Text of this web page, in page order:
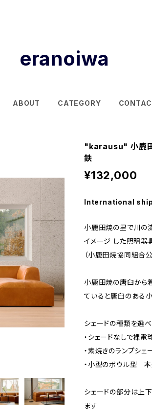
eranoiwa
ABOUT CATEGORY
"karausu" 小鹿
鉄
¥132,000
International
小鹿田焼の里で川の
イメージ した照明器
（小鹿田焼協同組合
小鹿田焼の唐臼から
ていると唐臼のある
シェードの種類を選
・シェードなしで裸電
・素焼きのランプシ
・小型のボウル型
シェードの部分は上
ます